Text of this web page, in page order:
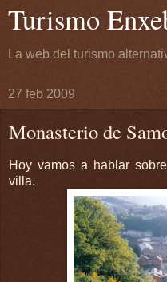
Turismo
La web del turismo
27 feb 2009
Monasterio de
Hoy vamos a hablar
villa.